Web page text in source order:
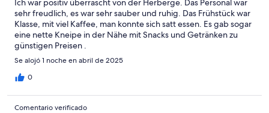
sehr freudlich, es war sehr sauber und ruhig. Das Frühstück war
Klasse, mit viel Kaffee, man konnte sich satt essen. Es gab sogar
eine nette Kneipe in der Nähe mit Snacks und Getränken zu
günstigen Preisen .
Se alojó 1 noche en abril de 2025
0
Comentario verificado